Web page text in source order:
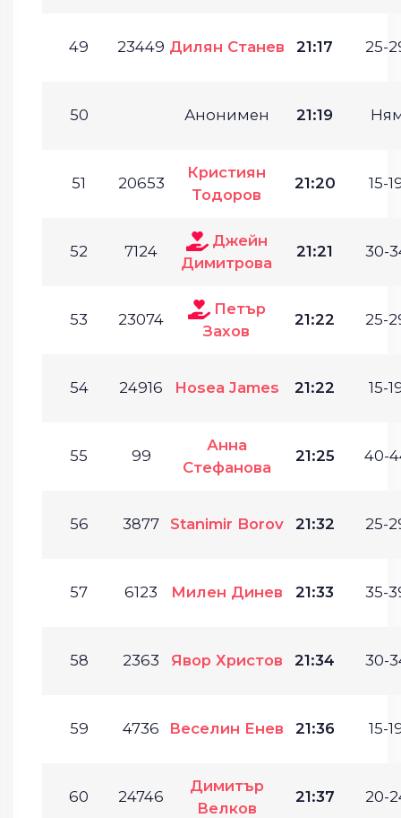
49 23449 Дилян Станев 21:17 25-
50 Анонимен 21:19
51 20653
Кристиян
Тодоров
21:20 15-
52 7124
Джейн
Димитрова
21:21 30-
53 23074
Петър
Захов
21:22 25-
54 24916 Hosea James 21:22 15-
55 99
Анна
Стефанова
21:25 40-
56 3877 Stanimir Borov 21:32 25-
57 6123 Милен Динев 21:33 35-
58 2363 Явор Христов 21:34 30-
59 4736 Веселин Енев 21:36 15-
60 24746
Димитър
Велков
21:37 20-